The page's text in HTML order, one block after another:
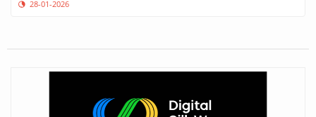
28-01-2026